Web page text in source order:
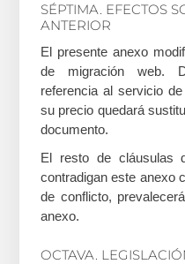
SÉPTIMA. EFECTOS
ANTERIOR
El presente anexo
de migración web.
referencia al servicio
su precio quedará
documento.
El resto de cláusulas
contradigan este anexo
de conflicto,
anexo.
OCTAVA.